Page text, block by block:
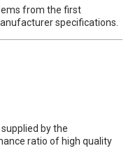
from the first
specifications.
by the
ratio of high quality